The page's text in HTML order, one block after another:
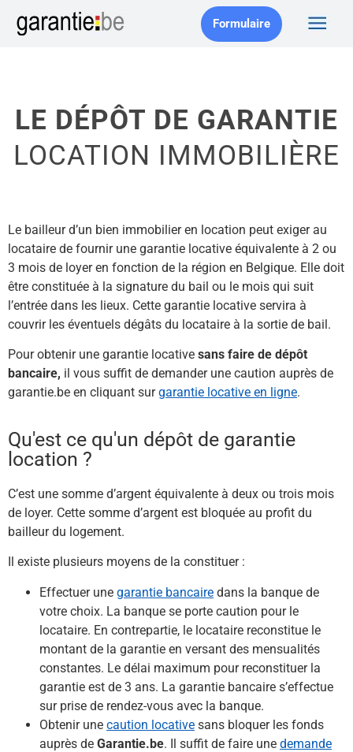
Formulaire
LE DÉPÔT DE GARANTIE
LOCATION IMMOBILIÈRE
Le bailleur d’un bien immobilier en location peut exiger au
locataire de fournir une garantie locative équivalente à 2 ou
3 mois de loyer en fonction de la région en Belgique. Elle doit
être constituée à la signature du bail ou le mois qui suit
l’entrée dans les lieux. Cette garantie locative servira à
couvrir les éventuels dégâts du locataire à la sortie de bail.
Pour obtenir une garantie locative sans faire de dépôt
bancaire, il vous suffit de demander une caution auprès de
garantie.be en cliquant surgarantie locative en ligne.
Qu'est ce qu'un dépôt de garantie
location​ ?
C’est une somme d’argent équivalente à deux ou trois mois
de loyer. Cette somme d’argent est bloquée au profit du
bailleur du logement.
Il existe plusieurs moyens de la constituer :
Effectuer une garantie bancaire dans la banque de
votre choix. La banque se porte caution pour le
locataire. En contrepartie, le locataire reconstitue le
montant de la garantie en versant des mensualités
constantes. Le délai maximum pour reconstituer la
garantie est de 3 ans. La garantie bancaire s’effectue
sur prise de rendez-vous avec la banque.
Obtenir une caution locative sans bloquer les fonds
auprès de Garantie.be. Il suffit de faire une demande